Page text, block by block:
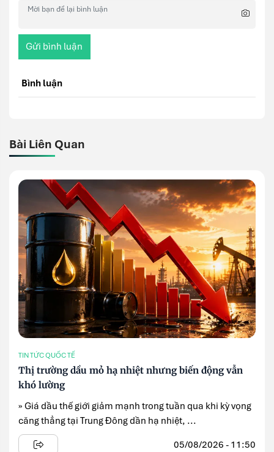
Gửi bình luận
Bình luận
Bài Liên Quan
TIN TỨC QUỐC TẾ
Thị trường dầu mỏ hạ nhiệt nhưng biến động vẫn
khó lường
» Giá dầu thế giới giảm mạnh trong tuần qua khi kỳ vọng
căng thẳng tại Trung Đông dần hạ nhiệt, ...
05/08/2026 - 11:50